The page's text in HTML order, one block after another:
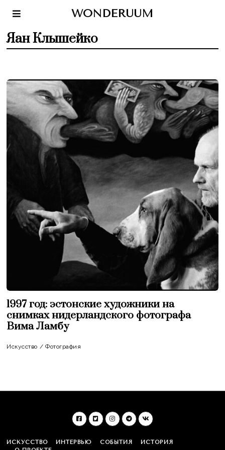
WONDERUUM
Яан Клышейко
1997 год: эстонские художники на
снимках нидерландского фотографа
Вима Ламбу
Искусство / Фотография
ИСКУССТВО ИНТЕРВЬЮ СОБЫТИЯ
ИСТОРИЯ